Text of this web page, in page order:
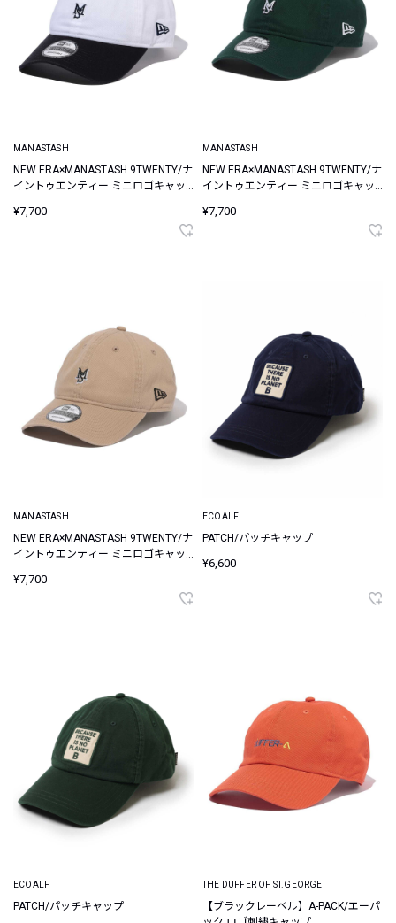
MANASTASH
NEW ERA×MANASTASH 9TWENTY/ナ
イントゥエンティー ミニロゴキャッ
¥7,700
MANASTASH
NEW ERA×MANASTASH 9TWENTY/ナ
イントゥエンティー ミニロゴキャッ
¥7,700
MANASTASH
NEW ERA×MANASTASH 9TWENTY/ナ
イントゥエンティー ミニロゴキャッ
¥7,700
ECOALF
PATCH/パッチキャップ
¥6,600
ECOALF
PATCH/パッチキャップ
THE DUFFER OF ST.GEORGE
【ブラックレーベル】A-PACK/エーパ